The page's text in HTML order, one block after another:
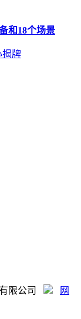
和18个场景
揭牌
限公司
网